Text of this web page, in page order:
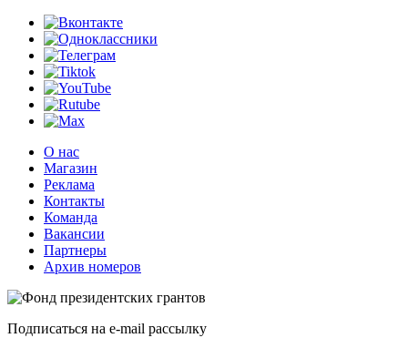
О нас
Магазин
Реклама
Контакты
Команда
Вакансии
Партнеры
Архив номеров
Подписаться на e-mail рассылку